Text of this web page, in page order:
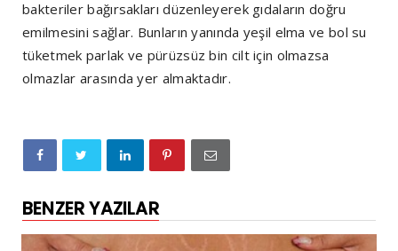
bakteriler bağırsakları düzenleyerek gıdaların doğru
emilmesini sağlar. Bunların yanında yeşil elma ve bol su
tüketmek parlak ve pürüzsüz bin cilt için olmazsa
olmazlar arasında yer almaktadır.
BENZER YAZILAR